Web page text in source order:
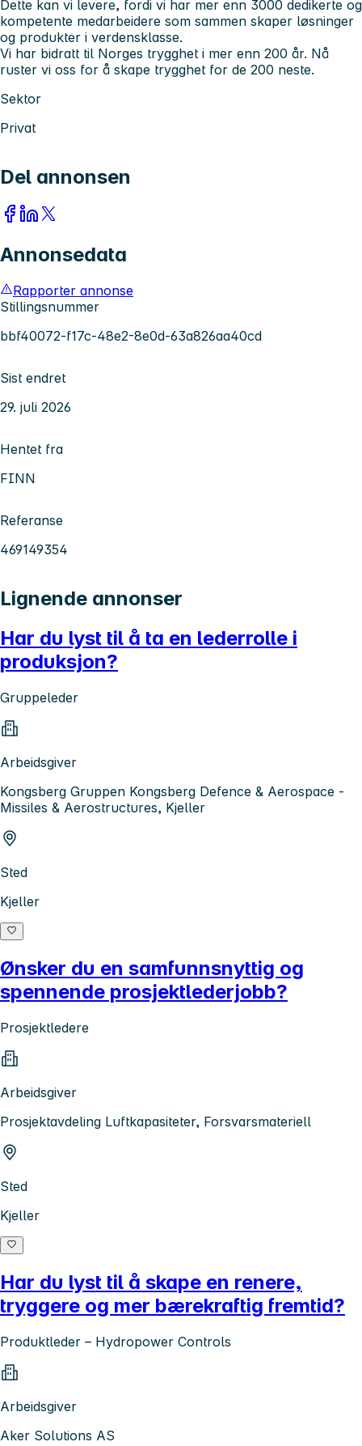
Dette kan vi levere, fordi vi har mer enn 3000 dedikerte og
kompetente medarbeidere som sammen skaper løsninger
og produkter i verdensklasse.
Vi har bidratt til Norges trygghet i mer enn 200 år. Nå
ruster vi oss for å skape trygghet for de 200 neste.
Sektor
Privat
Del annonsen
Annonsedata
Rapporter annonse
Stillingsnummer
bbf40072-f17c-48e2-8e0d-63a826aa40cd
Sist endret
29. juli 2026
Hentet fra
FINN
Referanse
469149354
Lignende annonser
Har du lyst til å ta en lederrolle i
produksjon?
Gruppeleder
Arbeidsgiver
Kongsberg Gruppen Kongsberg Defence & Aerospace -
Missiles & Aerostructures, Kjeller
Sted
Kjeller
Ønsker du en samfunnsnyttig og
spennende prosjektlederjobb?
Prosjektledere
Arbeidsgiver
Prosjektavdeling Luftkapasiteter, Forsvarsmateriell
Sted
Kjeller
Har du lyst til å skape en renere,
tryggere og mer bærekraftig fremtid?
Produktleder – Hydropower Controls
Arbeidsgiver
Aker Solutions AS